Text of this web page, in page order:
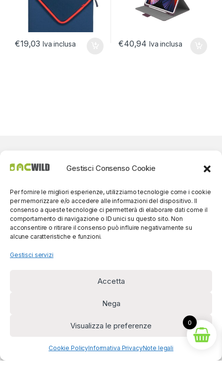
Gestisci Consenso Cookie
Per fornire le migliori esperienze, utilizziamo tecnologie come i cookie
per memorizzare e/o accedere alle informazioni del dispositivo. Il
consenso a queste tecnologie ci permetterà di elaborare dati come il
comportamento di navigazione o ID unici su questo sito. Non
acconsentire o ritirare il consenso può influire negativamente su
alcune caratteristiche e funzioni.
Gestisci servizi
Accetta
Nega
Visualizza le preferenze
Cookie PolicyInformativa PrivacyNote legali
€19,03 Iva inclusa €40,94 Iva inclusa
(0039) 091
5607514
Diritto di recesso
0